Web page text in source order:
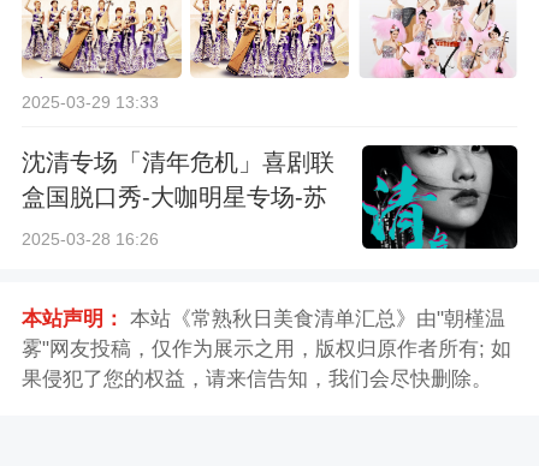
2025-03-29 13:33
沈清专场「清年危机」喜剧联
盒国脱口秀-大咖明星专场-苏
州站
2025-03-28 16:26
本站声明： 本站《常熟秋日美食清单汇总》由"朝槿温
雾"网友投稿，仅作为展示之用，版权归原作者所有; 如
果侵犯了您的权益，请来信告知，我们会尽快删除。